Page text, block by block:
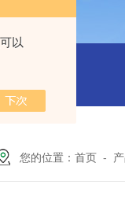
以
您的位置： 首页 -